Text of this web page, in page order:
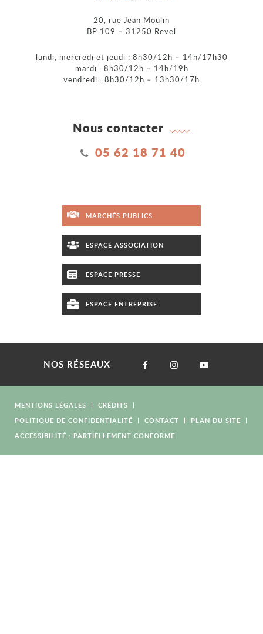
20, rue Jean Moulin
BP 109 – 31250 Revel
lundi, mercredi et jeudi : 8h30/12h – 14h/17h30
mardi : 8h30/12h – 14h/19h
vendredi : 8h30/12h – 13h30/17h
Nous contacter
05 62 18 71 40
MARCHÉS PUBLICS
ESPACE ASSOCIATION
ESPACE PRESSE
ESPACE ENTREPRISE
NOS RÉSEAUX
MENTIONS LÉGALES
CRÉDITS
POLITIQUE DE CONFIDENTIALITÉ
CONTACT
PLAN DU SITE
ACCESSIBILITÉ : PARTIELLEMENT CONFORME